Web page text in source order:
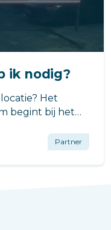
ik nodig?
Het
begint bij het
of
bepaalt de
Partner